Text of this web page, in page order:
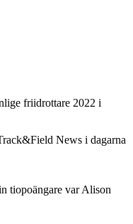
friidrottare 2022 i
News i dagarna
tiopoängare var Alison